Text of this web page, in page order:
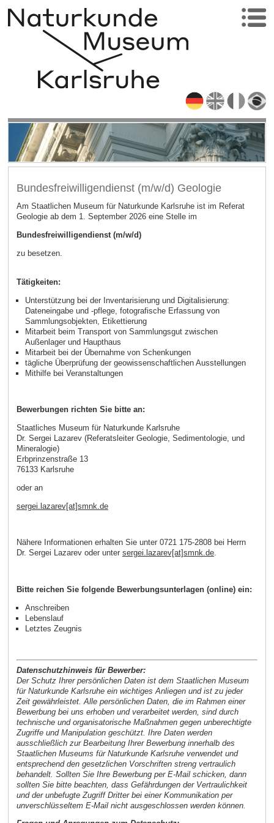
Bundesfreiwilligendienst (m/w/d) Geologie
Am Staatlichen Museum für Naturkunde Karlsruhe ist im Referat
Geologie ab dem 1. September 2026 eine Stelle im
Bundesfreiwilligendienst (m/w/d)
zu besetzen.
Tätigkeiten:
Unterstützung bei der Inventarisierung und Digitalisierung:
Dateneingabe und -pflege, fotografische Erfassung von
Sammlungsobjekten, Etikettierung
Mitarbeit beim Transport von Sammlungsgut zwischen
Außenlager und Haupthaus
Mitarbeit bei der Übernahme von Schenkungen
tägliche Überprüfung der geowissenschaftlichen Ausstellungen
Mithilfe bei Veranstaltungen
Bewerbungen richten Sie bitte an:
Staatliches Museum für Naturkunde Karlsruhe
Dr. Sergei Lazarev (Referatsleiter Geologie, Sedimentologie, und
Mineralogie)
Erbprinzenstraße 13
76133 Karlsruhe
oder an
sergei.lazarev[at]smnk.de
Nähere Informationen erhalten Sie unter 0721 175-2808 bei Herrn
Dr. Sergei Lazarev oder unter sergei.lazarev[at]smnk.de.
Bitte reichen Sie folgende Bewerbungsunterlagen (online) ein:
Anschreiben
Lebenslauf
Letztes Zeugnis
Datenschutzhinweis für Bewerber:
Der Schutz Ihrer persönlichen Daten ist dem Staatlichen Museum
für Naturkunde Karlsruhe ein wichtiges Anliegen und ist zu jeder
Zeit gewährleistet. Alle persönlichen Daten, die im Rahmen einer
Bewerbung bei uns erhoben und verarbeitet werden, sind durch
technische und organisatorische Maßnahmen gegen unberechtigte
Zugriffe und Manipulation geschützt. Ihre Daten werden
ausschließlich zur Bearbeitung Ihrer Bewerbung innerhalb des
Staatlichen Museums für Naturkunde Karlsruhe verwendet und
entsprechend den gesetzlichen Vorschriften streng vertraulich
behandelt. Sollten Sie Ihre Bewerbung per E-Mail schicken, dann
sollten Sie bitte beachten, dass Gefährdungen der Vertraulichkeit
und der unbefugte Zugriff Dritter bei einer Kommunikation per
unverschlüsseltem E-Mail nicht ausgeschlossen werden können.